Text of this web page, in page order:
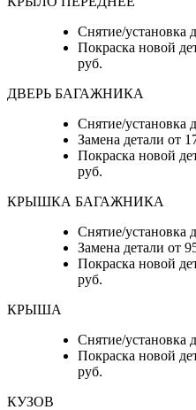
Снятие/установка
Покраска новой
руб.
ДВЕРЬ БАГАЖНИКА
Снятие/установка
Замена детали от
Покраска новой
руб.
КРЫШКА БАГАЖНИКА
Снятие/установка
Замена детали от
Покраска новой
руб.
КРЫША
Снятие/установка
Покраска новой
руб.
КУЗОВ